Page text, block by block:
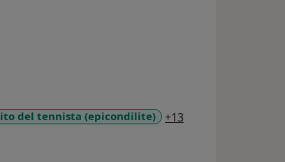
del tennista (epicondilite) +13